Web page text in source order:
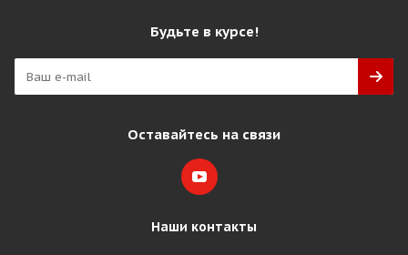
Будьте в курсе!
Оставайтесь на связи
Наши контакты